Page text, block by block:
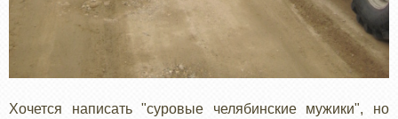
Хочется написать "суровые челябинские мужики", но